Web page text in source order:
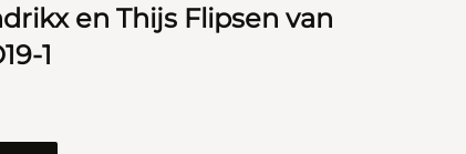
en Thijs Flipsen van
1